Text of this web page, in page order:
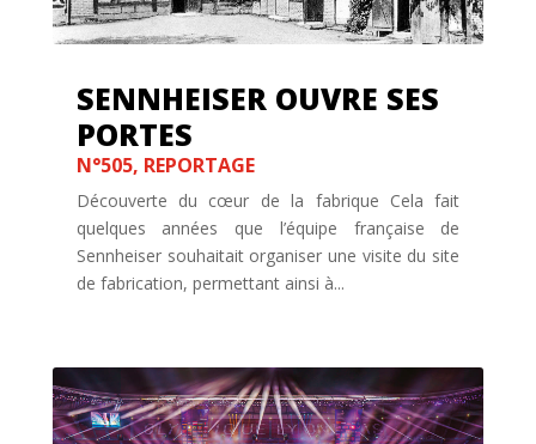
SENNHEISER OUVRE SES
PORTES
N°505, REPORTAGE
Découverte du cœur de la fabrique Cela fait
quelques années que l’équipe française de
Sennheiser souhaitait organiser une visite du site
de fabrication, permettant ainsi à...